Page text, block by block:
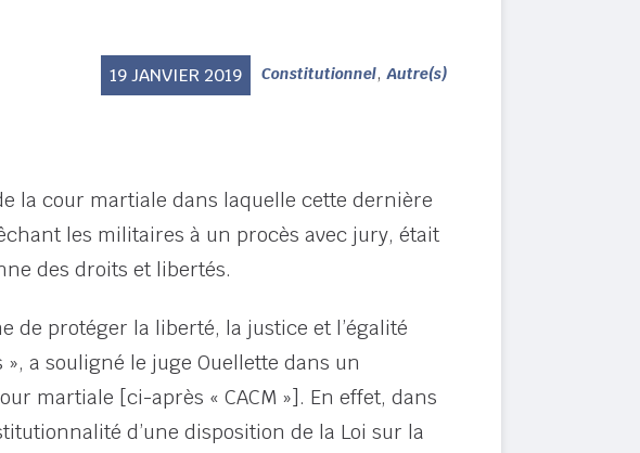
19 JANVIER 2019 Constitutionnel,Autre(s)
la cour martiale dans laquelle cette dernière
les militaires à un procès avec jury, était
des droits et libertés.
protéger la liberté, la justice et l’égalité
a souligné le juge Ouellette dans un
martiale [ci-après « CACM »]. En effet, dans
d’une disposition de la Loi sur la